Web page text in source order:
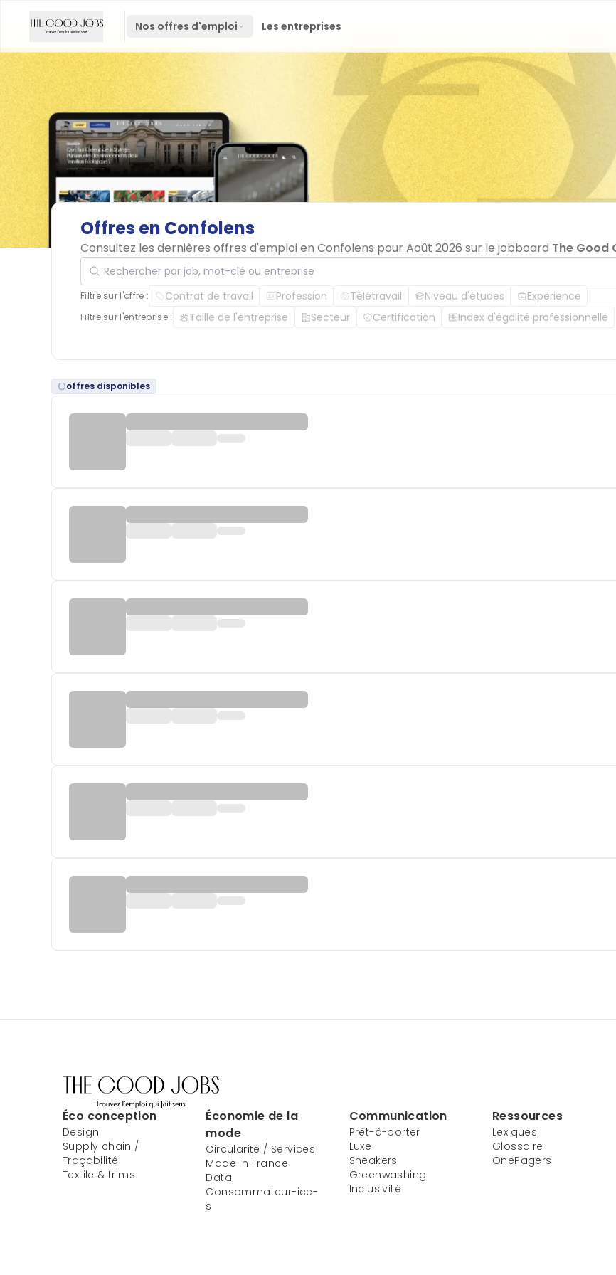
Nos offres d'emploi Les entreprises
Offres en Confolens
Consultez les dernières offres d'emploi en Confolens pour Août 2026 sur le jobboard The Good
Rechercher par job, mot-clé ou entreprise
Filtre sur l'offre : Contrat de travail Profession Télétravail Niveau d'études Expérience
Filtre sur l'entreprise : Taille de l'entreprise Secteur Certification Index d'égalité professionnelle
offres disponibles
Éco conception
Design
Supply chain /
Traçabilité
Textile & trims
Économie de la
mode
Circularité / Services
Made in France
Data
Consommateur-ice-
s
Communication
Prêt-à-porter
Luxe
Sneakers
Greenwashing
Inclusivité
Ressources
Lexiques
Glossaire
OnePagers